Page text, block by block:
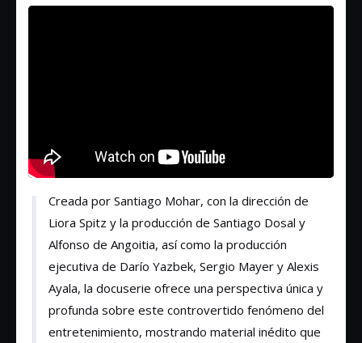
Creada por Santiago Mohar, con la dirección de
Liora Spitz y la producción de Santiago Dosal y
Alfonso de Angoitia, así como la producción
ejecutiva de Darío Yazbek, Sergio Mayer y Alexis
Ayala, la docuserie ofrece una perspectiva única y
profunda sobre este controvertido fenómeno del
entretenimiento, mostrando material inédito que